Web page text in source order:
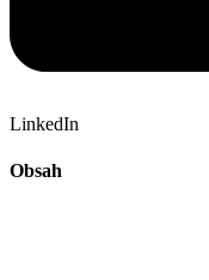
LinkedIn
Obsah